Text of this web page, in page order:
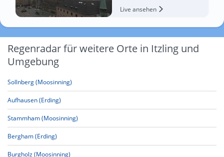
Live ansehen
Regenradar für weitere Orte in Itzling und
Umgebung
Sollnberg (Moosinning)
Aufhausen (Erding)
Stammham (Moosinning)
Bergham (Erding)
Burgholz (Moosinning)